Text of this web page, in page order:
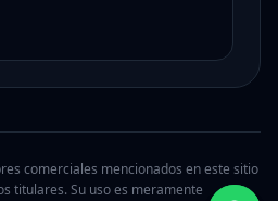
comerciales mencionados en este sitio
titulares. Su uso es meramente